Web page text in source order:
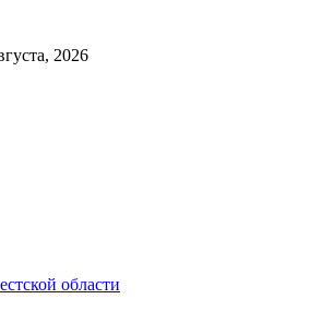
2026
области